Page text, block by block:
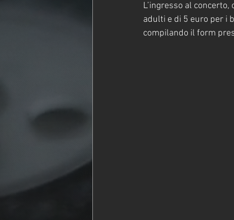
L’ingresso al
adulti e di 5 euro per i
compilando il form